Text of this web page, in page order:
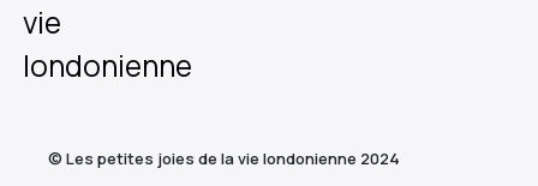
vie
londonienne
© Les petites joies de la vie londonienne 2024